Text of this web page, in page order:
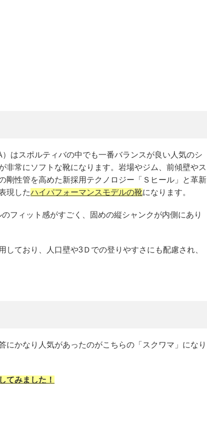
はスポルティバの中でも一番バランスが良い人気のシ
非常にソフトな靴になります。岩場やジム、前傾壁やス
剛性管を高めた新採用テクノロジー「Ｓヒール」と革新
現したハイパフォーマンスモデルの靴になります。
フィット感がすごく、固めの縦シャンクが内側にあり
ており、人口壁や3Ｄでの登りやすさにも配慮され、
にかなり人気があったのがこちらの「スクワマ」になり
てみました！